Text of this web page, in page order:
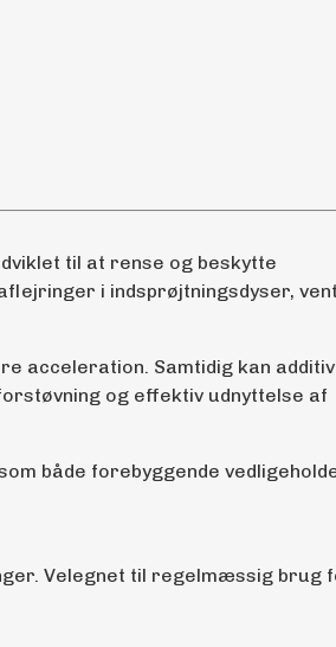
til at rense og beskytte
i indsprøjtningsdyser,
acceleration. Samtidig kan
og effektiv udnyttelse af
både forebyggende
Velegnet til regelmæssig brug